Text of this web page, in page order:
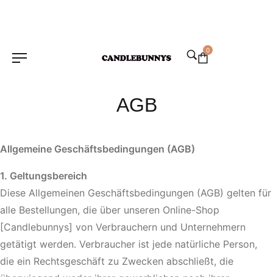
0
AGB
Allgemeine Geschäftsbedingungen (AGB)
1. Geltungsbereich
Diese Allgemeinen Geschäftsbedingungen (AGB) gelten für
alle Bestellungen, die über unseren Online-Shop
[Candlebunnys] von Verbrauchern und Unternehmern
getätigt werden. Verbraucher ist jede natürliche Person,
die ein Rechtsgeschäft zu Zwecken abschließt, die